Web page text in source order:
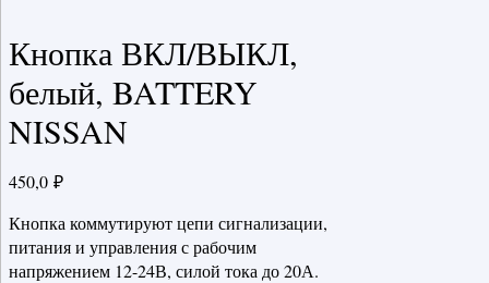
Кнопка ВКЛ/ВЫКЛ,
белый, BATTERY
NISSAN
450,0 ₽
Кнопка коммутируют цепи сигнализации,
питания и управления с рабочим
напряжением 12-24В, силой тока до 20А.